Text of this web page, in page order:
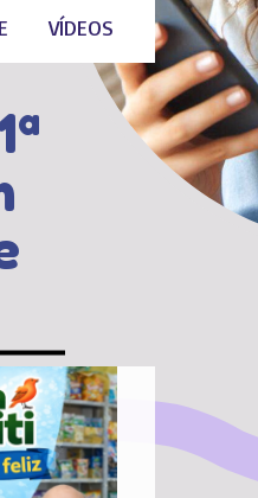
VÍDEOS